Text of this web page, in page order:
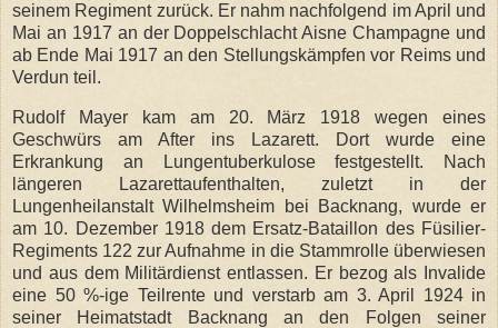
seinem Regiment zurück. Er nahm nachfolgend im April und
Mai an 1917 an der Doppelschlacht Aisne Champagne und
ab Ende Mai 1917 an den Stellungskämpfen vor Reims und
Verdun teil.
Rudolf Mayer kam am 20. März 1918 wegen eines
Geschwürs am After ins Lazarett. Dort wurde eine
Erkrankung an Lungentuberkulose festgestellt. Nach
längeren Lazarettaufenthalten, zuletzt in der
Lungenheilanstalt Wilhelmsheim bei Backnang, wurde er
am 10. Dezember 1918 dem Ersatz-Bataillon des Füsilier-
Regiments 122 zur Aufnahme in die Stammrolle überwiesen
und aus dem Militärdienst entlassen. Er bezog als Invalide
eine 50 %-ige Teilrente und verstarb am 3. April 1924 in
seiner Heimatstadt Backnang an den Folgen seiner